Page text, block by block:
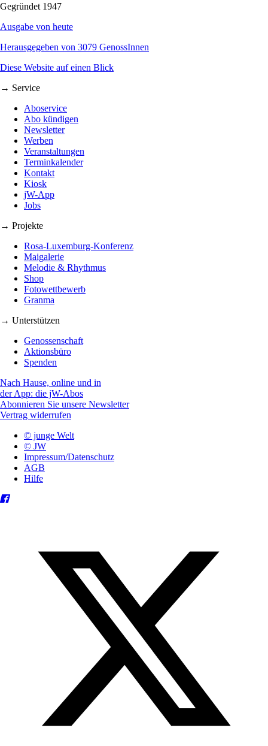
Gegründet 1947
Ausgabe von heute
Herausgegeben von 3079 GenossInnen
Diese Website auf einen Blick
→ Service
Aboservice
Abo kündigen
Newsletter
Werben
Veranstaltungen
Terminkalender
Kontakt
Kiosk
jW-App
Jobs
→ Projekte
Rosa-Luxemburg-Konferenz
Maigalerie
Melodie & Rhythmus
Shop
Fotowettbewerb
Granma
→ Unterstützen
Genossenschaft
Aktionsbüro
Spenden
Nach Hause, online und in
der App: die jW-Abos
Abonnieren Sie unsere Newsletter
Vertrag widerrufen
© junge Welt
© JW
Impressum/Datenschutz
AGB
Hilfe